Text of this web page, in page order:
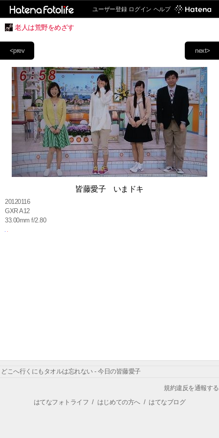
ユーザー登録 ログイン ヘルプ
老人は荒野をめざす
next>
<prev
皆藤愛子 いまドキ
20120116
GXR A12
33.00mm f/2.80
どこへ行くにもタオルは忘れない - 今日の皆藤愛子
規約違反を通報する
はてなフォトライフ / はじめての方へ/ はてなブログ